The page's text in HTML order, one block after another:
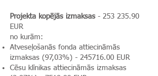
Projekta kopējās izmaksas - 253 235.90
EUR
no kurām:
Atveseļošanās fonda attiecināmās
izmaksas (97,03%) - 245716.00 EUR
Cēsu klīnikas attiecināmās izmaksas